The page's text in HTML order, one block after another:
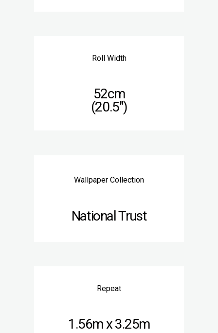
Roll Width
52cm
(20.5″)
Wallpaper Collection
National Trust
Repeat
1.56m x 3.25m